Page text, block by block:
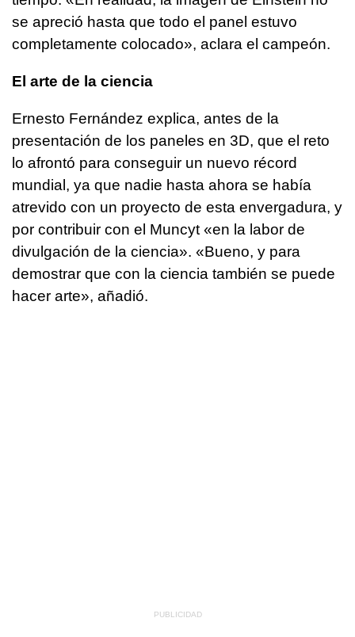
se apreció hasta que todo el panel estuvo
completamente colocado», aclara el campeón.
El arte de la ciencia
Ernesto Fernández explica, antes de la
presentación de los paneles en 3D, que el reto
lo afrontó para conseguir un nuevo récord
mundial, ya que nadie hasta ahora se había
atrevido con un proyecto de esta envergadura, y
por contribuir con el Muncyt «en la labor de
divulgación de la ciencia». «Bueno, y para
demostrar que con la ciencia también se puede
hacer arte», añadió.